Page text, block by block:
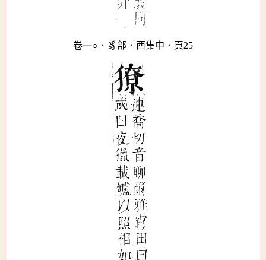
卷一○．豸部．酉集中．頁25